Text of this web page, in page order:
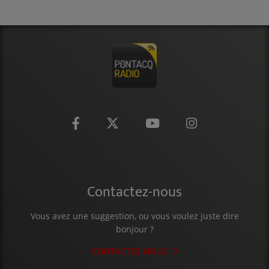
Contactez-nous
Vous avez une suggestion, ou vous voulez juste dire
bonjour ?
CONTACTEZ-NOUS